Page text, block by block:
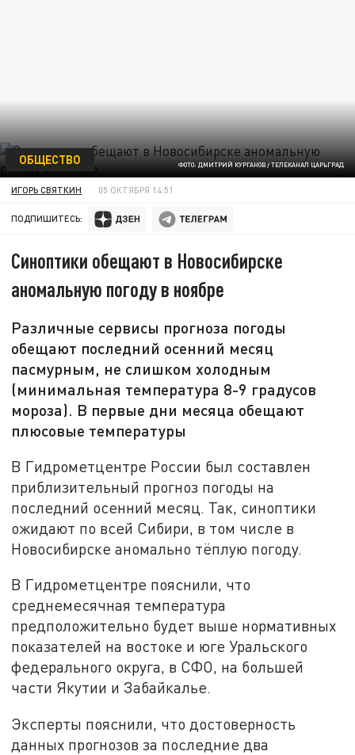
ФОТО: ДМИТРИЙ КУРГАНОВ / ТЕЛЕКАНАЛ ЦАРЬГРАД
ОБЩЕСТВО
ИГОРЬ СВЯТКИН 05 ОКТЯБРЯ 14:51
ПОДПИШИТЕСЬ:
Синоптики обещают в Новосибирске
аномальную погоду в ноябре
Различные сервисы прогноза погоды
обещают последний осенний месяц
пасмурным, не слишком холодным
(минимальная температура 8-9 градусов
мороза). В первые дни месяца обещают
плюсовые температуры
В Гидрометцентре России был составлен
приблизительный прогноз погоды на
последний осенний месяц. Так, синоптики
ожидают по всей Сибири, в том числе в
Новосибирске аномально тёплую погоду.
В Гидрометцентре пояснили, что
среднемесячная температура
предположительно будет выше нормативных
показателей на востоке и юге Уральского
федерального округа, в СФО, на большей
части Якутии и Забайкалье.
Эксперты пояснили, что достоверность
данных прогнозов за последние два